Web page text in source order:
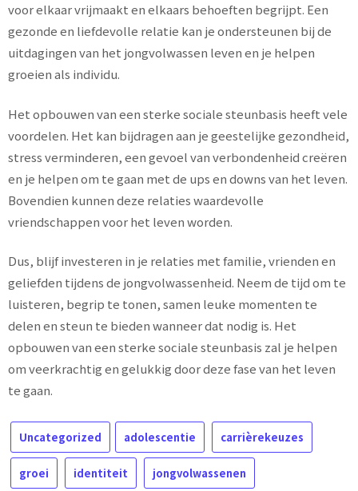
voor elkaar vrijmaakt en elkaars behoeften begrijpt. Een
gezonde en liefdevolle relatie kan je ondersteunen bij de
uitdagingen van het jongvolwassen leven en je helpen
groeien als individu.
Het opbouwen van een sterke sociale steunbasis heeft vele
voordelen. Het kan bijdragen aan je geestelijke gezondheid,
stress verminderen, een gevoel van verbondenheid creëren
en je helpen om te gaan met de ups en downs van het leven.
Bovendien kunnen deze relaties waardevolle
vriendschappen voor het leven worden.
Dus, blijf investeren in je relaties met familie, vrienden en
geliefden tijdens de jongvolwassenheid. Neem de tijd om te
luisteren, begrip te tonen, samen leuke momenten te
delen en steun te bieden wanneer dat nodig is. Het
opbouwen van een sterke sociale steunbasis zal je helpen
om veerkrachtig en gelukkig door deze fase van het leven
te gaan.
Uncategorized adolescentie carrièrekeuzes
groei identiteit jongvolwassenen